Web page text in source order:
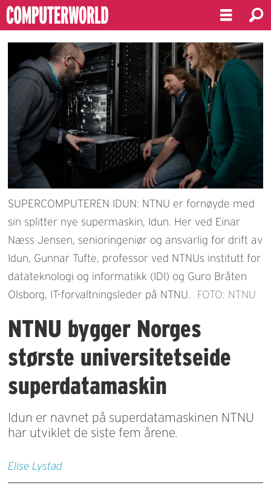
SUPERCOMPUTEREN IDUN: NTNU er fornøyde med
sin splitter nye supermaskin, Idun. Her ved Einar
Næss Jensen, senioringeniør og ansvarlig for drift av
Idun, Gunnar Tufte, professor ved NTNUs institutt for
datateknologi og informatikk (IDI) og Guro Bråten
Olsborg, IT-forvaltningsleder på NTNU.
FOTO: NTNU
NTNU bygger Norges
største universitetseide
superdatamaskin
Idun er navnet på superdatamaskinen NTNU
har utviklet de siste fem årene.
Elise Lystad